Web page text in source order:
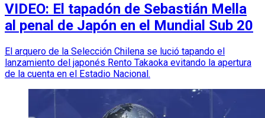
VIDEO: El tapadón de Sebastián Mella
al penal de Japón en el Mundial Sub 20
El arquero de la Selección Chilena se lució tapando el
lanzamiento del japonés Rento Takaoka evitando la apertura
de la cuenta en el Estadio Nacional.